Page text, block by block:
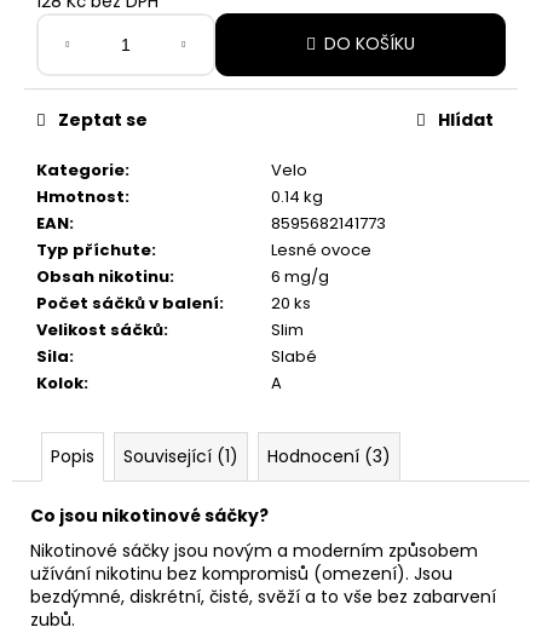
cena:
DO KOŠÍKU
Kategorie:
Velo
Hmotnost:
0.14 kg
EAN:
8595682141773
Typ příchute:
Lesné ovoce
Obsah nikotinu:
6 mg/g
Počet sáčků v balení:
20 ks
Velikost sáčků:
Slim
Sila:
Slabé
Kolok: A
Zeptat se Hlídat
Popis Související (1) Hodnocení (3)
Co jsou nikotinové sáčky?
Nikotinové sáčky jsou novým a moderním způsobem
užívání nikotinu bez kompromisů (omezení). Jsou
bezdýmné, diskrétní, čisté, svěží a to vše bez zabarvení
zubů.
o
r
u
u
e
m
e
KURWA
ENERGY
FIZZY
Původně:
133
Kč